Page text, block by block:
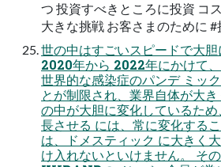
つ 投資すべきところに投資 コ
大きな挑戦 お客さまのために #
世の中はすごいスピードで大胆
2020年から 2022年にかけて、
世界的な感染症のパンデ ミッ
とが制限され、業界自体が大
の中が大胆に変化しているた
長させる には、常に変化する
は、ドメスティック に大きく
け入れないといけません。 その